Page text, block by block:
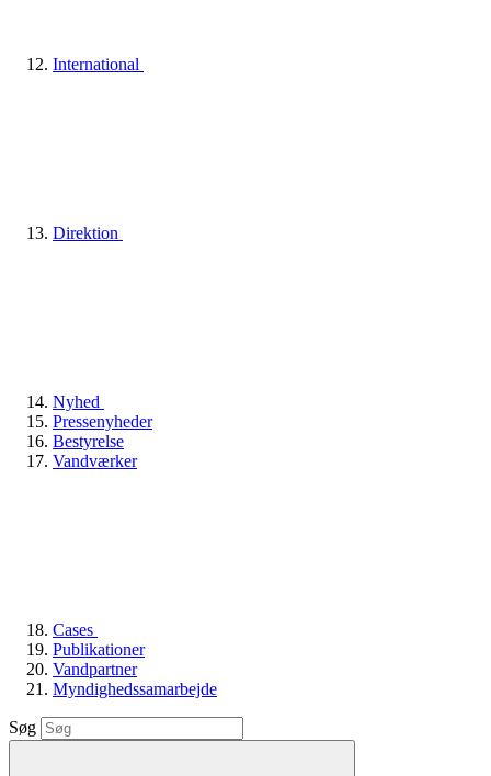
International
Direktion
Nyhed
Pressenyheder
Bestyrelse
Vandværker
Cases
Publikationer
Vandpartner
Myndighedssamarbejde
Søg